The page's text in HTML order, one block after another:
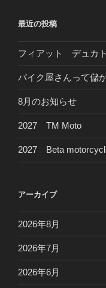
ン
最近の投稿
フィアット デュカ
バイク屋さんって儲
8月のお知らせ
2027 TM Moto
2027 Beta
アーカイブ
2026年8月
2026年7月
2026年6月